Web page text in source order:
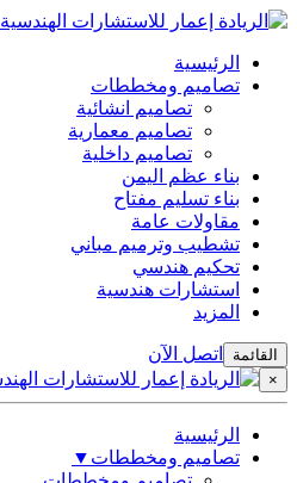
الرئيسية
تصاميم ومخططات
تصاميم انشائية
تصاميم معمارية
تصاميم داخلية
بناء عظم اليمن
بناء تسليم مفتاح
مقاولات عامة
تشطيب وترميم مباني
تحكيم هندسي
استشارات هندسية
المزيد
القائمة اتصل الآن
×
الرئيسية
تصاميم ومخططات ▼